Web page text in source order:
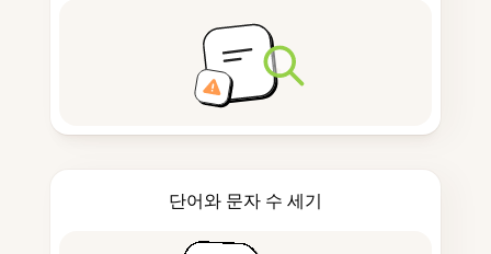
단어와 문자 수 세기